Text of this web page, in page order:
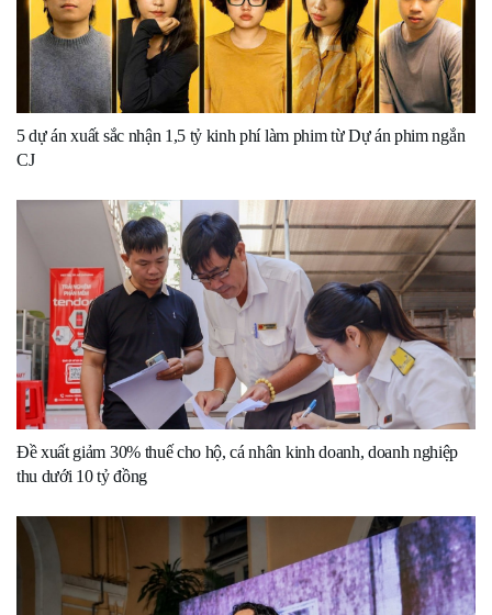
5 dự án xuất sắc nhận 1,5 tỷ kinh phí làm phim từ Dự án phim ngắn
CJ
Đề xuất giảm 30% thuế cho hộ, cá nhân kinh doanh, doanh nghiệp
thu dưới 10 tỷ đồng